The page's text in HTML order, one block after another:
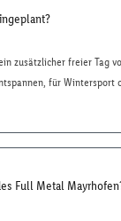
zusätzlicher freier Tag
für Wintersport
Full Metal